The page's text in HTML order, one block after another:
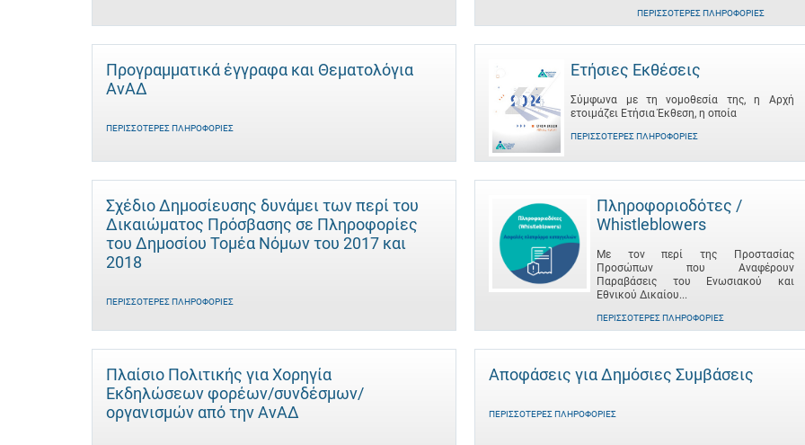
ΠΕΡΙΣΣΌΤΕΡΕΣ ΠΛΗΡΟΦΟΡΊΕΣ
Προγραμματικά έγγραφα και Θεματολόγια
ΑνΑΔ
ΠΕΡΙΣΣΌΤΕΡΕΣ ΠΛΗΡΟΦΟΡΊΕΣ
Ετήσιες Εκθέσεις
Σύμφωνα με τη νομοθεσία της, η Αρχή
ετοιμάζει Ετήσια Έκθεση, η οποία
ΠΕΡΙΣΣΌΤΕΡΕΣ ΠΛΗΡΟΦΟΡΊΕΣ
Σχέδιο Δημοσίευσης δυνάμει των περί του
Δικαιώματος Πρόσβασης σε Πληροφορίες
του Δημοσίου Τομέα Νόμων του 2017 και
2018
ΠΕΡΙΣΣΌΤΕΡΕΣ ΠΛΗΡΟΦΟΡΊΕΣ
Πληροφοριοδότες /
Whistleblowers
Με τον περί της Προστασίας
Προσώπων που Αναφέρουν
Παραβάσεις του Ενωσιακού και
Εθνικού Δικαίου...
ΠΕΡΙΣΣΌΤΕΡΕΣ ΠΛΗΡΟΦΟΡΊΕΣ
Πλαίσιο Πολιτικής για Χορηγία
Εκδηλώσεων φορέων/συνδέσμων/
οργανισμών από την ΑνΑΔ
Αποφάσεις για Δημόσιες Συμβάσεις
ΠΕΡΙΣΣΌΤΕΡΕΣ ΠΛΗΡΟΦΟΡΊΕΣ